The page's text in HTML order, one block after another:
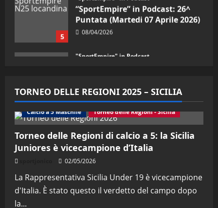
1
"SportEmpire" in Podcast
“SportEmpire” in Podcast: 30^
Puntata (Martedi 05 Maggio
2
“SportEmpire” in Podcast: 29^
Puntata (Martedi 28 Aprile 2026)
3
"SportEmpire" in Podcast
“SportEmpire” in Podcast: 28^
Puntata (Martedi 21 Aprile 2026)
21/04/2026
TORNEO DELLE REGIONI 2025 – SICILIA
Calcio a 5 Maschile Torneo delle Regioni - Sicilia
Torneo delle Regioni di calcio a 5: la Sicilia
Juniores è vicecampione d’Italia
02/05/2026
La Rappresentativa Sicilia Under 19 è vicecampione
d'Italia. È stato questo il verdetto del campo dopo
la...